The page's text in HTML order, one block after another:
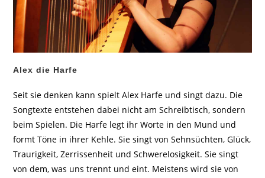
Alex die Harfe
Seit sie denken kann spielt Alex Harfe und singt dazu. Die
Songtexte entstehen dabei nicht am Schreibtisch, sondern
beim Spielen. Die Harfe legt ihr Worte in den Mund und
formt Töne in ihrer Kehle. Sie singt von Sehnsüchten, Glück,
Traurigkeit, Zerrissenheit und Schwerelosigkeit. Sie singt
von dem, was uns trennt und eint. Meistens wird sie von